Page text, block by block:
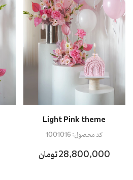
Light Pink theme
28,800,000 تومان
کد محصول:1001016